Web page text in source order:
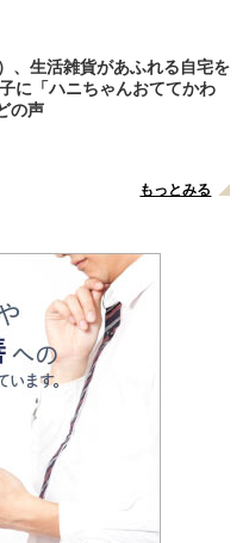
、生活雑貨があふれる自宅を
に「ハニちゃんおててかわ
の声
もっとみる